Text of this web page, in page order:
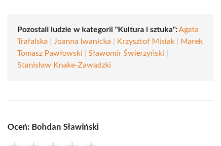
Pozostali ludzie w kategorii "Kultura i sztuka":Agata
Trafalska
Joanna Iwanicka Krzysztof Misiak
Marek
Tomasz Pawłowski
Sławomir Świerzyński
Stanisław Knake-Zawadzki
Oceń: Bohdan Sławiński